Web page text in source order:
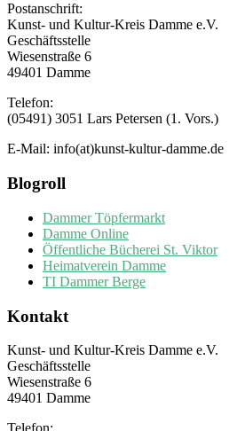
Postanschrift:
Kunst- und Kultur-Kreis Damme e.V.
Geschäftsstelle
Wiesenstraße 6
49401 Damme
Telefon:
(05491) 3051 Lars Petersen (1. Vors.)
E-Mail: info(at)kunst-kultur-damme.de
Blogroll
Dammer Töpfermarkt
Damme Online
Öffentliche Bücherei St. Viktor
Heimatverein Damme
TI Dammer Berge
Kontakt
Kunst- und Kultur-Kreis Damme e.V.
Geschäftsstelle
Wiesenstraße 6
49401 Damme